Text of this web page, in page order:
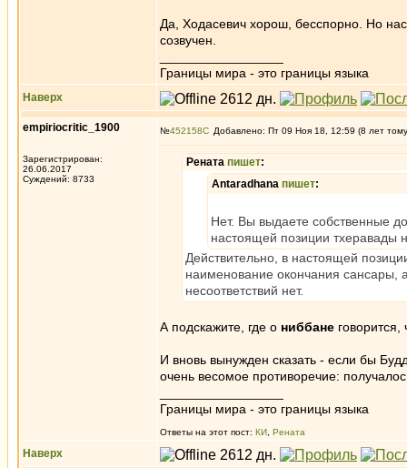
Да, Ходасевич хорош, бесспорно. Но
созвучен.
Границы мира - это границы языка
Наверх
empiriocritic_1900
Зарегистрирован:
26.06.2017
Суждений: 8733
№452158 Добавлено: Пт 09 Ноя 18, 12:59 (8 лет
Рената пишет:
Antaradhana пишет:
Нет. Вы выдаете собственные
настоящей позиции тхеравады
Действительно, в настоящей
наименование окончания сансары,
несоответствий нет.
А подскажите, где о ниббане
И вновь вынужден сказать - если бы
очень весомое противоречие:
Границы мира - это границы языка
Ответы на этот пост: КИ Рената
Наверх